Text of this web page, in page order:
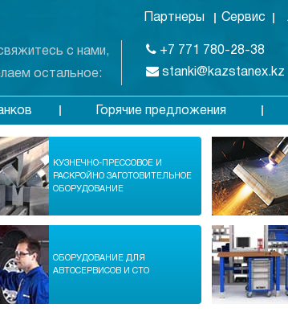
с нами,
остальное:
Партнеры Сервис
+7 771 780-28-38
stanki@kazstanex.kz
Горячие предложения
КУЗНЕЧНО-ПРЕССОВОЕ И
РАСКРОЙНО ЗАГОТОВИТЕЛЬНОЕ
ОБОРУДОВАНИЕ
ОБОРУДОВАНИЕ ДЛЯ
АВТОСЕРВИСОВ И СТО